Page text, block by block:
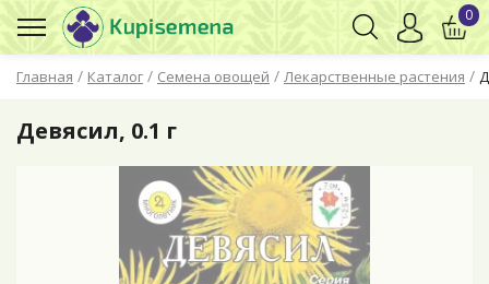
Главная / Каталог / Семена овощей / Лекарственные растения /
0
Девясил, 0.1 г